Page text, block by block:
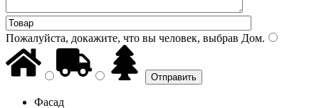
Пожалуйста, докажите, что вы человек, выбрав Дом.
Фасад